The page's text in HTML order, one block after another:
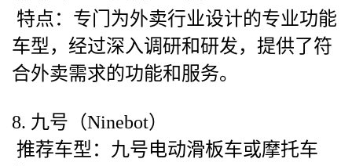
特点：专门为外卖行业设计的专业功能
车型，经过深入调研和研发，提供了符
合外卖需求的功能和服务。
8. 九号（Ninebot）
推荐车型：九号电动滑板车或摩托车